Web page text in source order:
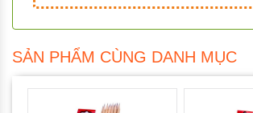
SẢN PHẨM CÙNG DANH MỤC